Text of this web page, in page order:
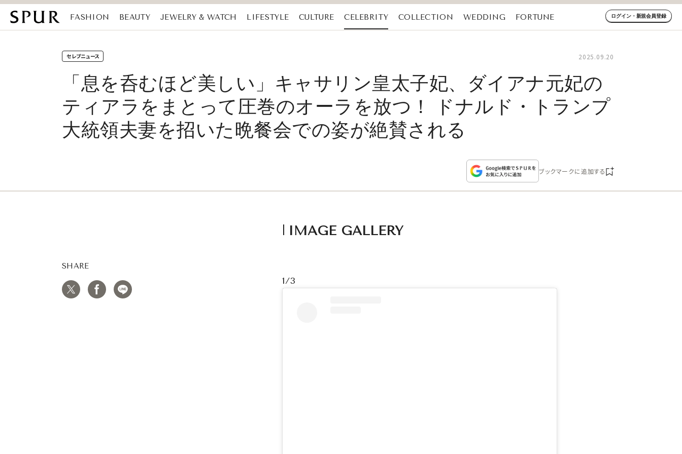
FASHION BEAUTY JEWELRY & WATCH LIFESTYLE CULTURE CELEBRITY COLLECTION WEDDING
FORTUNE
ログイン・新規会員登録
セレブニュース 2025.09.20
「息を呑むほど美しい」キャサリン皇太子妃、ダイアナ元妃の
ティアラをまとって圧巻のオーラを放つ！ ドナルド・トランプ
大統領夫妻を招いた晩餐会での姿が絶賛される
ブックマークに追加する
SHARE
IMAGE GALLERY
1/3